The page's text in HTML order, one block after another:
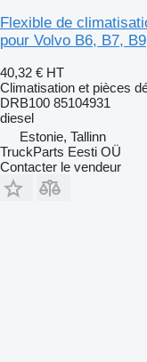
Flexible de
pour Volvo B6, B7,
40,32 € HT
Climatisation et pièces
DRB100 85104931
diesel
Estonie, Tallinn
TruckParts Eesti OÜ
Contacter le vendeur